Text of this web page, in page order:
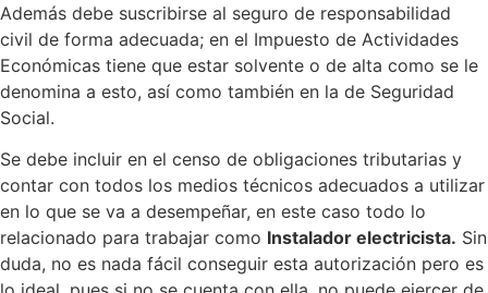
Además debe suscribirse al seguro de responsabilidad
civil de forma adecuada; en el Impuesto de Actividades
Económicas tiene que estar solvente o de alta como se le
denomina a esto, así como también en la de Seguridad
Social.
Se debe incluir en el censo de obligaciones tributarias y
contar con todos los medios técnicos adecuados a utilizar
en lo que se va a desempeñar, en este caso todo lo
relacionado para trabajar como Instalador electricista. Sin
duda, no es nada fácil conseguir esta autorización pero es